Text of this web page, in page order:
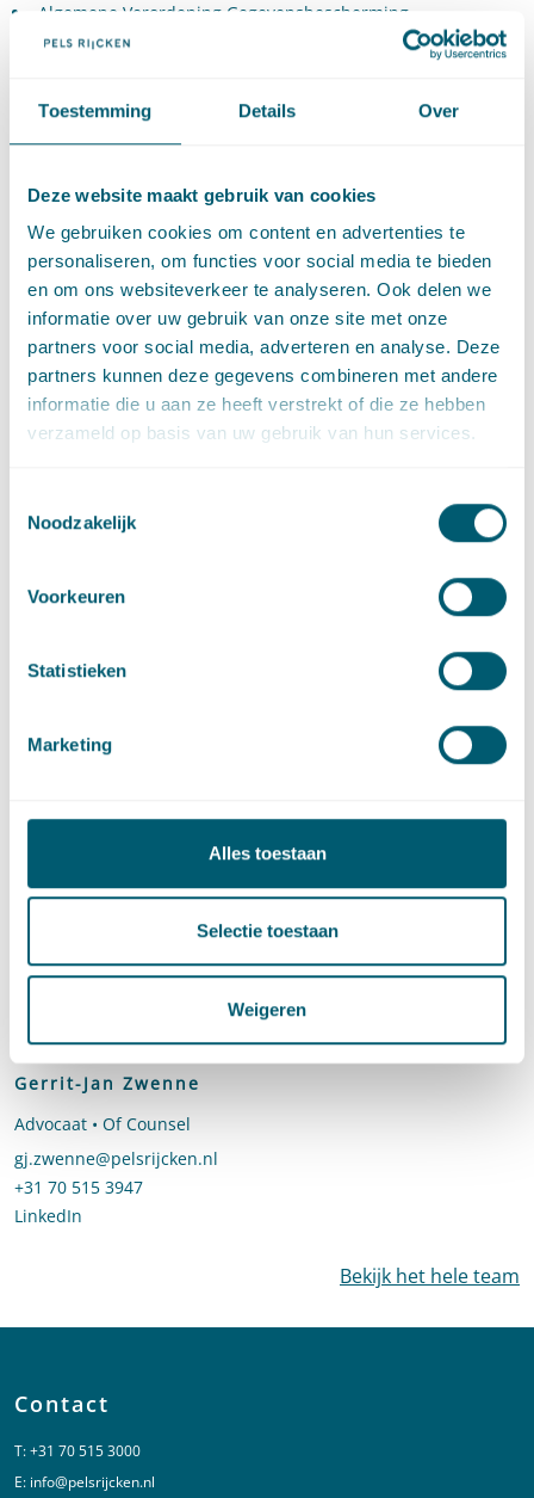
Toestemming Details Over
Deze website maakt gebruik van cookies
We gebruiken cookies om content en advertenties te
personaliseren, om functies voor social media te bieden
en om ons websiteverkeer te analyseren. Ook delen we
informatie over uw gebruik van onze site met onze
partners voor social media, adverteren en analyse. Deze
partners kunnen deze gegevens combineren met andere
informatie die u aan ze heeft verstrekt of die ze hebben
verzameld op basis van uw gebruik van hun services.
Noodzakelijk
Voorkeuren
Statistieken
Marketing
Alles toestaan
Selectie toestaan
Weigeren
Algemene Verordening Gegevensbescherming
Wet Hergebruik Overheidsinformatie
Wij leveren een praktisch en toepasbaar advies waarmee je
precies weet onder welke voorwaarden de data en applicaties
analyse kan de technische haalbaarheid bepaald worden en
weet u direct het startpunt van uwcloud -routekaart.
Contact
Advocaat • partner
Gerrit-Jan Zwenne
Advocaat • Of Counsel
Stuur een e-mail naar Gerrit-Jan Zwenne
gj.zwenne@pelsrijcken.nl
Bel naar Gerrit-Jan Zwenne
+31 70 515 3947
LinkedIn
Bekijk het hele team
Contact
T:+31 70 515 3000
E: info@pelsrijcken.nl